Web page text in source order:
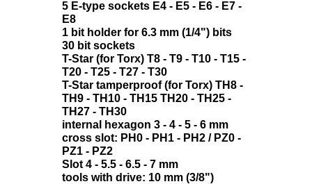
5 E-type sockets E4 - E5 - E6 - E7 -
E8
1 bit holder for 6.3 mm (1/4") bits
30 bit sockets
T-Star (for Torx) T8 - T9 - T10 - T15 -
T20 - T25 - T27 - T30
T-Star tamperproof (for Torx) TH8 -
TH9 - TH10 - TH15 TH20 - TH25 -
TH27 - TH30
internal hexagon 3 - 4 - 5 - 6 mm
cross slot: PH0 - PH1 - PH2 / PZ0 -
PZ1 - PZ2
Slot 4 - 5.5 - 6.5 - 7 mm
tools with drive: 10 mm (3/8")